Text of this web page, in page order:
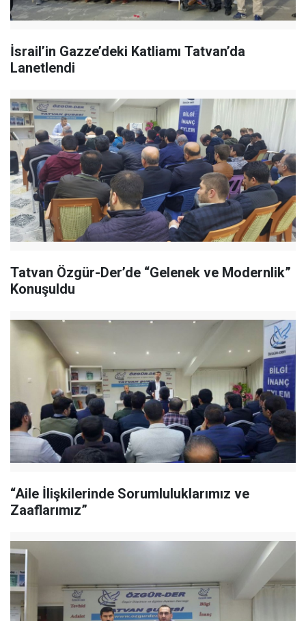
İsrail’in Gazze’deki Katliamı Tatvan’da
Lanetlendi
Tatvan Özgür-Der’de “Gelenek ve Modernlik”
Konuşuldu
“Aile İlişkilerinde Sorumluluklarımız ve
Zaaflarımız”